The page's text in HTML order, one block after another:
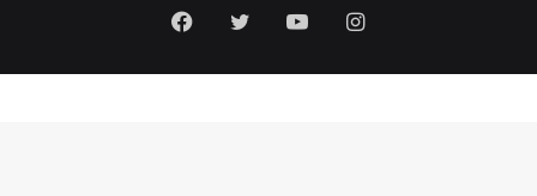
Facebook
TwitterYouTubeInstagram